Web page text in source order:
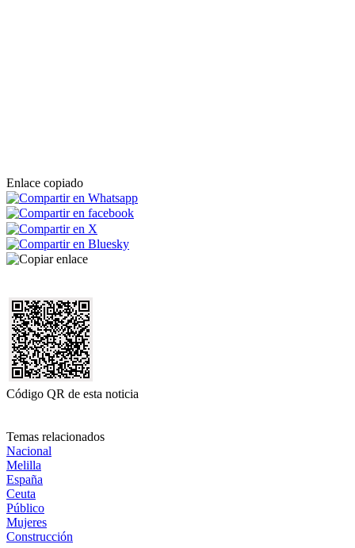
Enlace copiado
Código QR de esta noticia
Temas relacionados
Nacional
Melilla
España
Ceuta
Público
Mujeres
Construcción